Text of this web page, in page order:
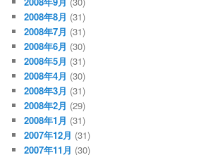
2008年8月 (31)
2008年7月 (31)
2008年6月 (30)
2008年5月 (31)
2008年4月 (30)
2008年3月 (31)
2008年2月 (29)
2008年1月 (31)
2007年12月 (31)
2007年11月 (30)